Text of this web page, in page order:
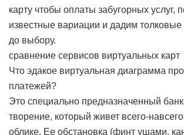
карту чтобы оплаты забугорных услуг,
известные вариации и дадим
до выбору.
сравнение сервисов виртуальных карт
Что эдакое виртуальная диаграмма
платежей?
Это специально предназначенный
творение, который живет всего-
облике. Ее обстановка (финт ушами,